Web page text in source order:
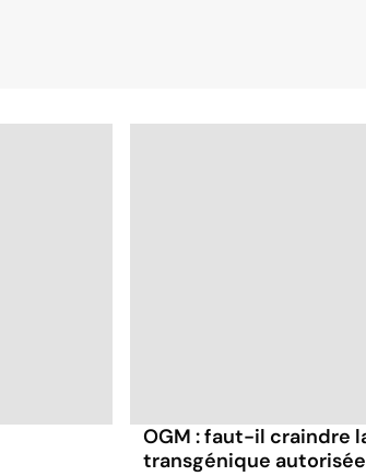
OGM : faut-il craindre
transgénique